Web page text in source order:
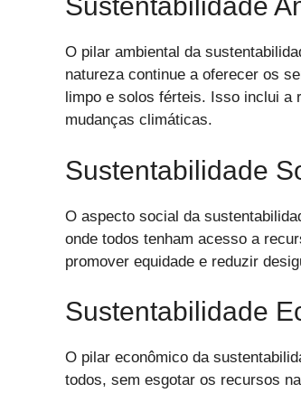
Sustentabilidade
O pilar ambiental da
natureza continue a oferecer os
limpo e solos férteis. Isso inclui a
mudanças climáticas.
Sustentabilidade
O aspecto social da
onde todos tenham acesso a
promover equidade e reduzir
Sustentabilidade
O pilar econômico da
todos, sem esgotar os recursos